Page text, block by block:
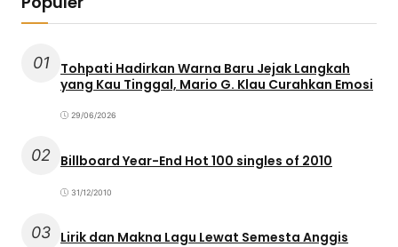
01
Tohpati Hadirkan Warna Baru Jejak Langkah
yang Kau Tinggal, Mario G. Klau Curahkan Emosi
29/06/2026
02 Billboard Year-End Hot 100 singles of 2010
31/12/2010
03 Lirik dan Makna Lagu Lewat Semesta Anggis